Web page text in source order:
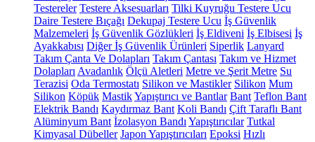
Testereler Testere Aksesuarları Tilki Kuyruğu Testere Ucu
Daire Testere Bıçağı Dekupaj Testere Ucu İş Güvenlik
Malzemeleri İş Güvenlik Gözlükleri İş Eldiveni İş Elbisesi İş
Ayakkabısı Diğer İş Güvenlik Ürünleri Siperlik Lanyard
Takım Çanta Ve Dolapları Takım Çantası Takım ve Hizmet
Dolapları Avadanlık Ölçü Aletleri Metre ve Şerit Metre Su
Terazisi Oda Termostatı Silikon ve Mastikler Silikon Mum
Silikon Köpük MastikYapıştırıcı ve Bantlar Bant Teflon Bant
Elektrik Bandı Kaydırmaz Bant Koli Bandı Çift Taraflı Bant
Alüminyum Bant İzolasyon Bandı Yapıştırıcılar Tutkal
Kimyasal Dübeller Japon Yapıştırıcıları Epoksi Hızlı